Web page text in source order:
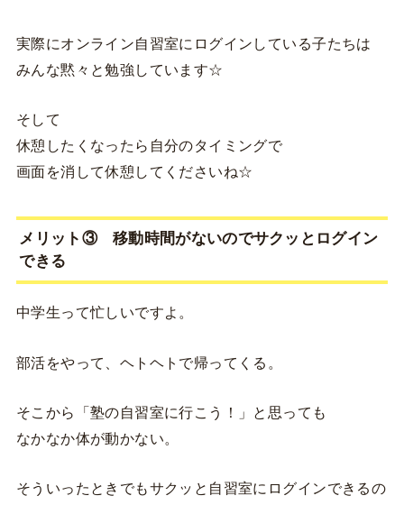
実際にオンライン自習室にログインしている子たちは
みんな黙々と勉強しています☆
そして
休憩したくなったら自分のタイミングで
画面を消して休憩してくださいね☆
メリット③ 移動時間がないのでサクッとログイン
できる
中学生って忙しいですよ。
部活をやって、ヘトヘトで帰ってくる。
そこから「塾の自習室に行こう！」と思っても
なかなか体が動かない。
そういったときでもサクッと自習室にログインできるの